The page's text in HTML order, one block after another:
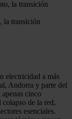
la transición
electricidad a más
Andorra y parte del
cinco
de la red,
esenciales.